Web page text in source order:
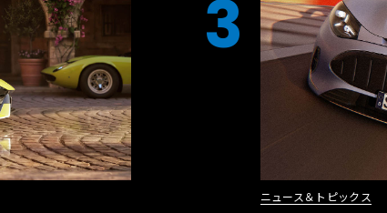
3
ニュース＆トピックス